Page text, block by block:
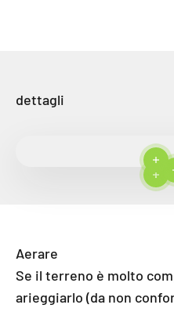
dettagli
Aerare
Se il terreno è molto
arieggiarlo (da non